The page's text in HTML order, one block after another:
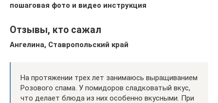
пошаговая фото и видео инструкция
Отзывы, кто сажал
Ангелина, Ставропольский край
На протяжении трех лет занимаюсь выращиванием
Розового спама. У помидоров сладковатый вкус,
что делает блюда из них особенно вкусными. При